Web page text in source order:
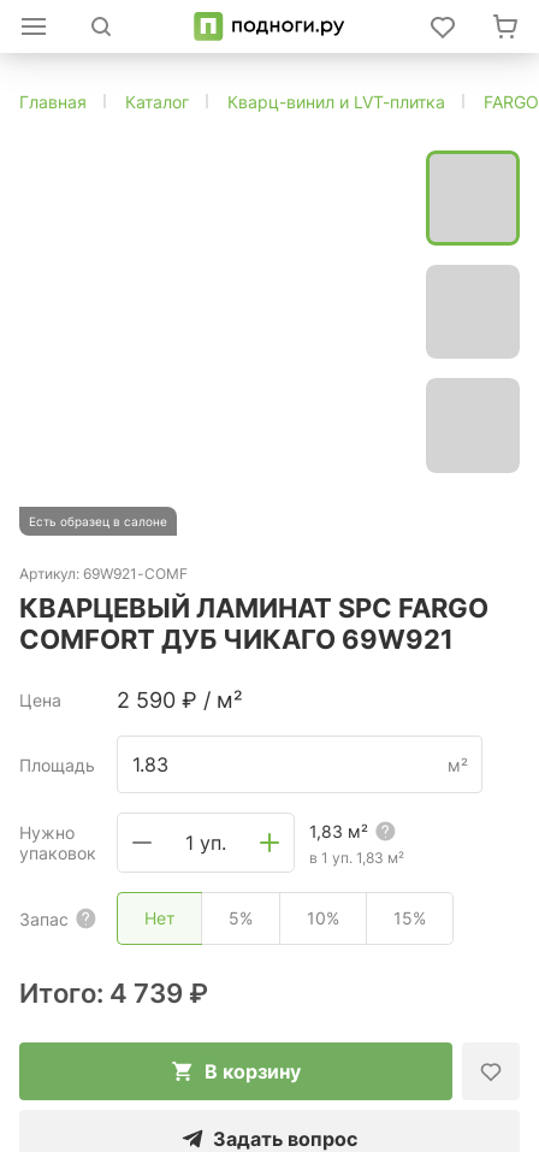
Главная Каталог Кварц-винил и LVT-плитка FARGO
Есть образец в салоне
Артикул: 69W921-COMF
КВАРЦЕВЫЙ ЛАМИНАТ SPC FARGO
COMFORT ДУБ ЧИКАГО 69W921
Цена 2 590 ₽ / м²
Площадь м²
Нужно
упаковок
1 уп. 1,83 м²
в 1 уп. 1,83 м²
Запас Нет 5% 10% 15%
Итого: 4 739 ₽
В корзину
Задать вопрос